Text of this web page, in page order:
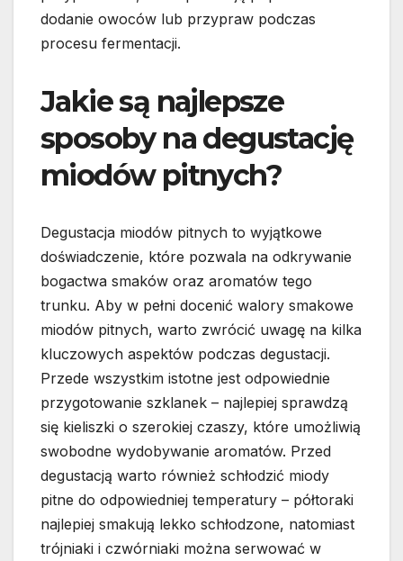
dodanie owoców lub przypraw podczas
procesu fermentacji.
Jakie są najlepsze
sposoby na degustację
miodów pitnych?
Degustacja miodów pitnych to wyjątkowe
doświadczenie, które pozwala na odkrywanie
bogactwa smaków oraz aromatów tego
trunku. Aby w pełni docenić walory smakowe
miodów pitnych, warto zwrócić uwagę na kilka
kluczowych aspektów podczas degustacji.
Przede wszystkim istotne jest odpowiednie
przygotowanie szklanek – najlepiej sprawdzą
się kieliszki o szerokiej czaszy, które umożliwią
swobodne wydobywanie aromatów. Przed
degustacją warto również schłodzić miody
pitne do odpowiedniej temperatury – półtoraki
najlepiej smakują lekko schłodzone, natomiast
trójniaki i czwórniaki można serwować w